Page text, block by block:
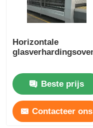
Horizontale
Beste prijs
Contacteer ons